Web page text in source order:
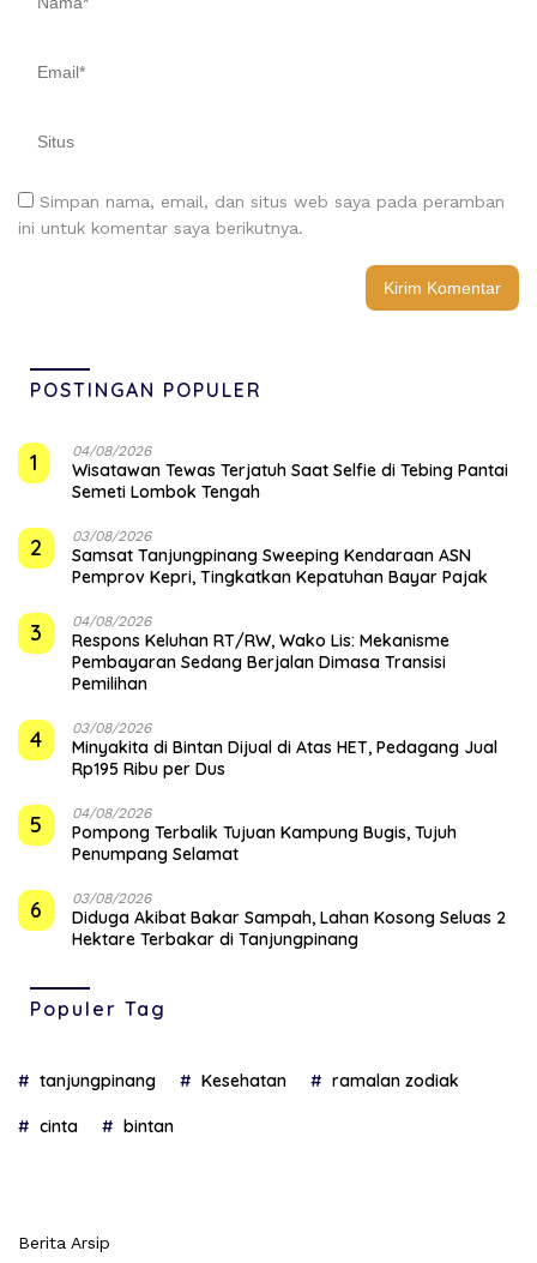
Simpan nama, email, dan situs web saya pada peramban
ini untuk komentar saya berikutnya.
POSTINGAN POPULER
1 04/08/2026
Wisatawan Tewas Terjatuh Saat Selfie di Tebing Pantai
Semeti Lombok Tengah
2 03/08/2026
Samsat Tanjungpinang Sweeping Kendaraan ASN
Pemprov Kepri, Tingkatkan Kepatuhan Bayar Pajak
3 04/08/2026
‎Respons Keluhan RT/RW, Wako Lis: Mekanisme
Pembayaran Sedang Berjalan Dimasa Transisi
Pemilihan
4 03/08/2026
Minyakita di Bintan Dijual di Atas HET, Pedagang Jual
Rp195 Ribu per Dus
5 04/08/2026
Pompong Terbalik Tujuan Kampung Bugis, Tujuh
Penumpang Selamat
6 03/08/2026
Diduga Akibat Bakar Sampah, Lahan Kosong Seluas 2
Hektare Terbakar di Tanjungpinang
Populer Tag
tanjungpinang Kesehatan ramalan zodiak
cinta bintan
Berita Arsip